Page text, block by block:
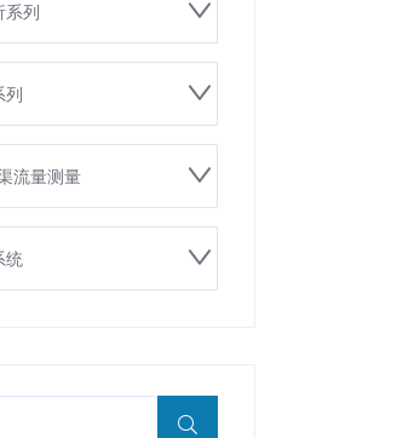
系列
列
流量测量
统